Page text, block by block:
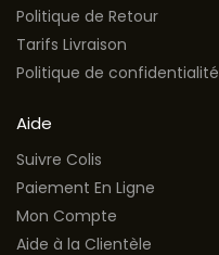
Politique de Retour
Tarifs Livraison
Politique de confidentialité
Aide
Suivre Colis
Paiement En Ligne
Mon Compte
Aide à la Clientèle